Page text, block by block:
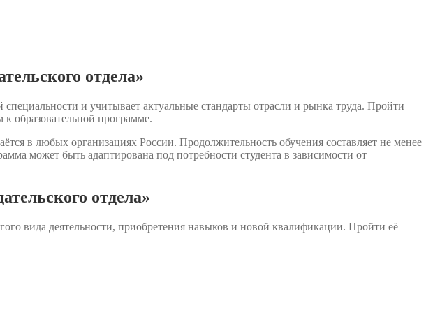
отдела»
и учитывает актуальные стандарты отрасли и рынка труда. Пройти
образовательной программе.
в любых организациях России. Продолжительность обучения составляет не менее
может быть адаптирована под потребности студента в зависимости от
отдела»
вида деятельности, приобретения навыков и новой квалификации. Пройти её